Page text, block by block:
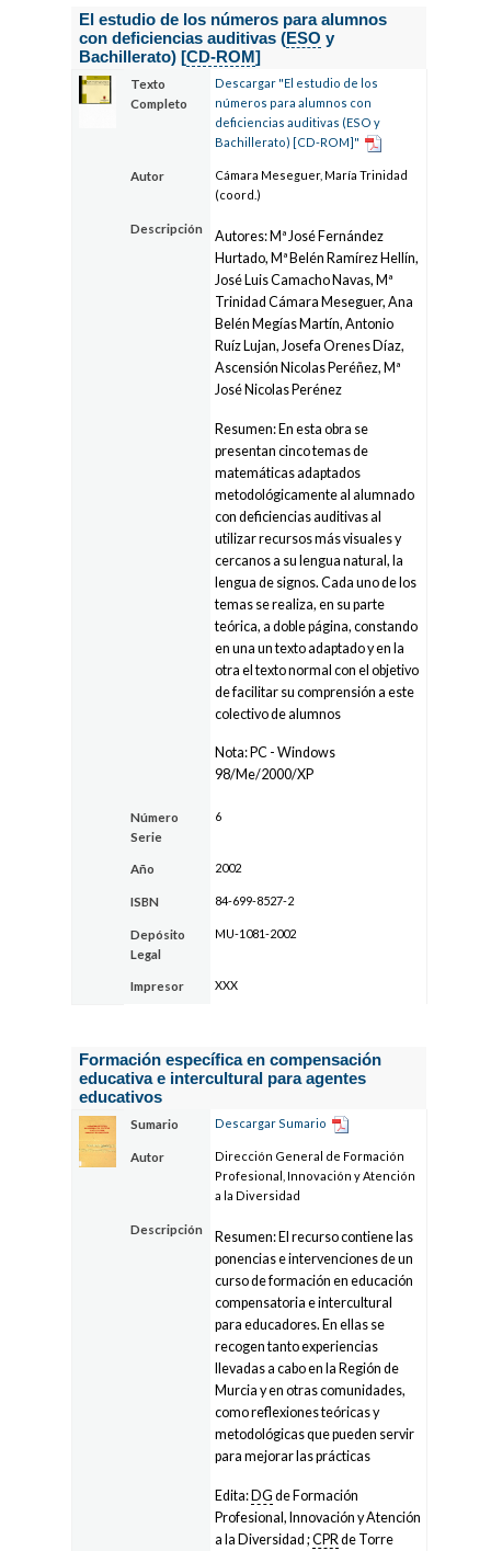
El estudio de los números para alumnos
con deficiencias auditivas (ESO y
Bachillerato) [CD-ROM]
Texto
Completo
Descargar "El estudio de los
números para alumnos con
deficiencias auditivas (ESO y
Bachillerato) [CD-ROM]"
Autor
Cámara Meseguer, María Trinidad
(coord.)
Descripción
Autores: Mª José Fernández
Hurtado, Mª Belén Ramírez Hellín,
José Luis Camacho Navas, Mª
Trinidad Cámara Meseguer, Ana
Belén Megías Martín, Antonio
Ruíz Lujan, Josefa Orenes Díaz,
Ascensión Nicolas Peréñez, Mª
José Nicolas Perénez
Resumen: En esta obra se
presentan cinco temas de
matemáticas adaptados
metodológicamente al alumnado
con deficiencias auditivas al
utilizar recursos más visuales y
cercanos a su lengua natural, la
lengua de signos. Cada uno de los
temas se realiza, en su parte
teórica, a doble página, constando
en una un texto adaptado y en la
otra el texto normal con el objetivo
de facilitar su comprensión a este
colectivo de alumnos
Nota: PC - Windows
98/Me/2000/XP
Número
Serie
6
Año 2002
ISBN 84-699-8527-2
Depósito
Legal
MU-1081-2002
Impresor XXX
Formación específica en compensación
educativa e intercultural para agentes
educativos
Sumario Descargar Sumario
Autor
Dirección General de Formación
Profesional, Innovación y Atención
a la Diversidad
Descripción
Resumen: El recurso contiene las
ponencias e intervenciones de un
curso de formación en educación
compensatoria e intercultural
para educadores. En ellas se
recogen tanto experiencias
llevadas a cabo en la Región de
Murcia y en otras comunidades,
como reflexiones teóricas y
metodológicas que pueden servir
para mejorar las prácticas
Edita:DG de Formación
Profesional, Innovación y Atención
a la Diversidad ;CPR de Torre